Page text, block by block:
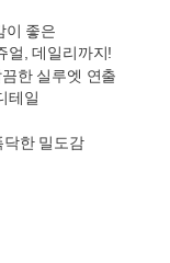
이 좋은
얼, 데일리까지!
한 실루엣 연출
테일
닥한 밀도감